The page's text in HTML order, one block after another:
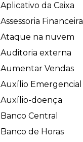
Aplicativo da Caixa
Assessoria Financeira
Ataque na nuvem
Auditoria externa
Aumentar Vendas
Auxílio Emergencial
Auxílio-doença
Banco Central
Banco de Horas